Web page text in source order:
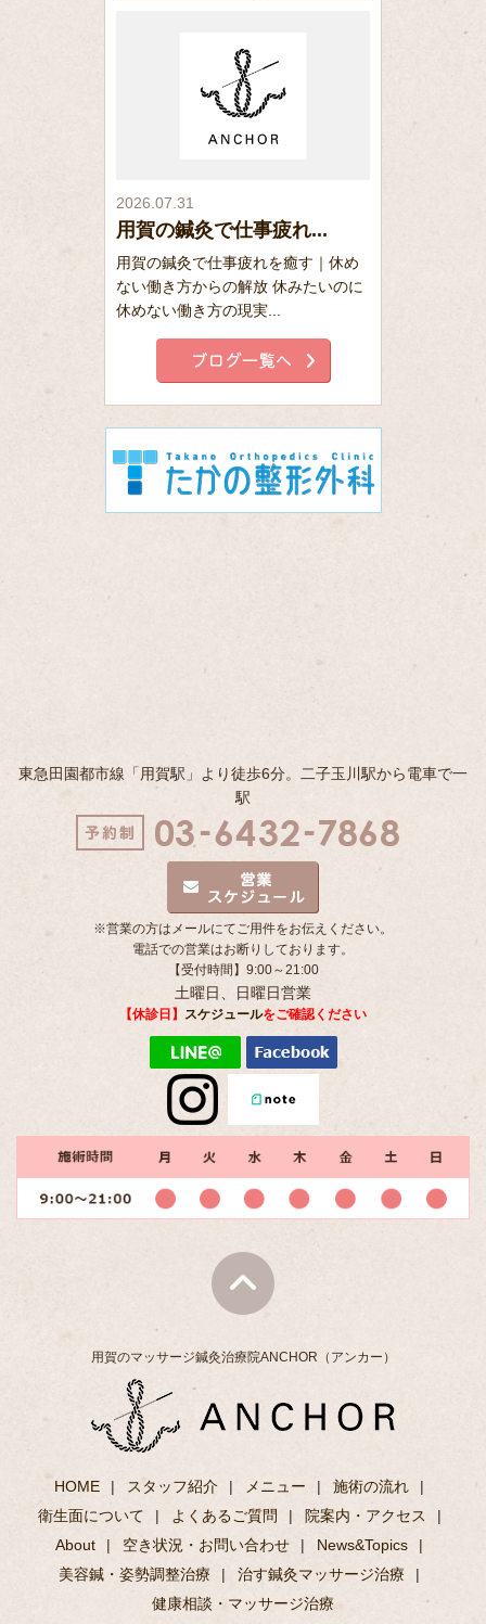
2026.07.31
用賀の鍼灸で仕事疲れ...
用賀の鍼灸で仕事疲れを癒す｜休め
ない働き方からの解放 休みたいのに
休めない働き方の現実...
東急田園都市線「用賀駅」より徒歩6分。二子玉川駅から電車で一
駅
※営業の方はメールにてご用件をお伝えください。
電話での営業はお断りしております。
【受付時間】9:00～21:00
土曜日、日曜日営業
【休診日】 スケジュールをご確認ください
用賀のマッサージ鍼灸治療院ANCHOR（アンカー）
HOME スタッフ紹介 メニュー
施術の流れ
衛生面について
よくあるご質問
院案内・アクセス
About
空き状況・お問い合わせ
News&Topics
美容鍼・姿勢調整治療
治す鍼灸マッサージ治療
健康相談・マッサージ治療